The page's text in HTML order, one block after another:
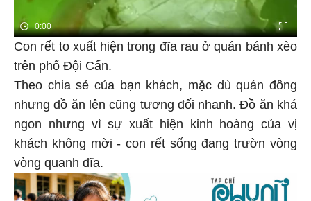
Con rết to xuất hiện trong đĩa rau ở quán bánh xèo
trên phố Đội Cấn.
Theo chia sẻ của bạn khách, mặc dù quán đông
nhưng đồ ăn lên cũng tương đối nhanh. Đồ ăn khá
ngon nhưng vì sự xuất hiện kinh hoàng của vị
khách không mời - con rết sống đang trườn vòng
vòng quanh đĩa.